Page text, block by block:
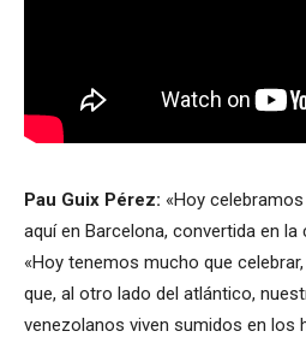
Pau Guix Pérez: «Hoy
aquí en Barcelona, convertida en la
«Hoy tenemos mucho que
que, al otro lado del atlántico,
venezolanos viven sumidos en los